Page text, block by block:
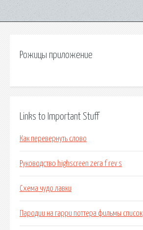
Рожицы приложение
Links to Important Stuff
Как перевернуть слово
Руководство highscreen zera f rev s
Схема чудо лавки
Пародии на гарри поттера фильмы список